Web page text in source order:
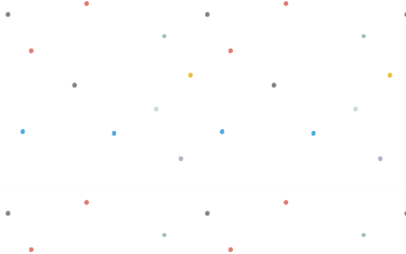
Baca selengkapnya